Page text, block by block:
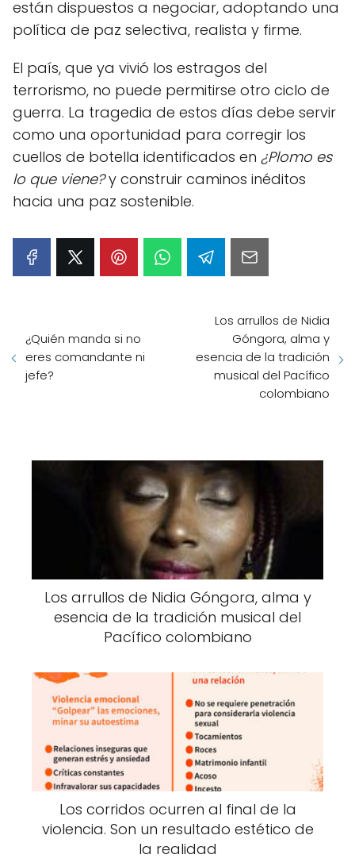
están dispuestos a negociar, adoptando una
política de paz selectiva, realista y firme.
El país, que ya vivió los estragos del
terrorismo, no puede permitirse otro ciclo de
guerra. La tragedia de estos días debe servir
como una oportunidad para corregir los
cuellos de botella identificados en ¿Plomo es
lo que viene?y construir caminos inéditos
hacia una paz sostenible.
¿Quién manda si no
eres comandante ni
jefe?
Los arrullos de Nidia
Góngora, alma y
esencia de la tradición
musical del Pacífico
colombiano
Los arrullos de Nidia Góngora, alma y
esencia de la tradición musical del
Pacífico colombiano
Los corridos ocurren al final de la
violencia. Son un resultado estético de
la realidad